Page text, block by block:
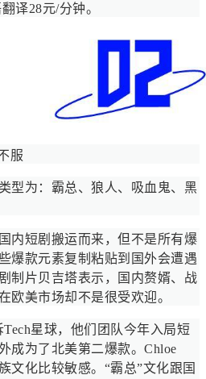
译28元/分钟。
服
型为：霸总、狼人、吸血鬼、黑
内短剧搬运而来，但不是所有爆
爆款元素复制粘贴到国外会遭遇
制片贝吉塔表示，国内赘婿、战
欧美市场却不是很受欢迎。
星球，他们团队今年入局短
成为了北美第二爆款。Chloe
文化比较敏感。“霸总”文化跟国